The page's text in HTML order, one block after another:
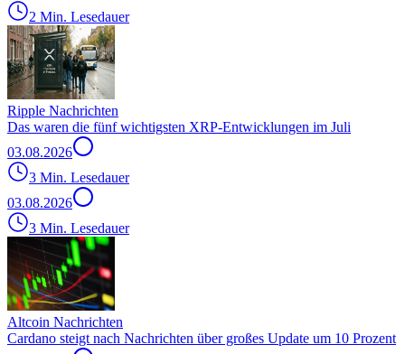
2 Min. Lesedauer
Ripple Nachrichten
Das waren die fünf wichtigsten XRP-Entwicklungen im Juli
03.08.2026
3 Min. Lesedauer
03.08.2026
3 Min. Lesedauer
Altcoin Nachrichten
Cardano steigt nach Nachrichten über großes Update um 10 Prozent